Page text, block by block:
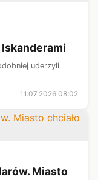
uderzyli
11.07.2026 08:02
Miasto